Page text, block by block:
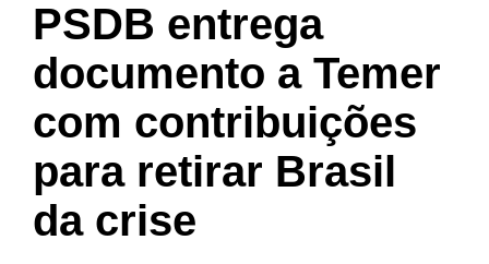
PSDB entrega
documento a Temer
com contribuições
para retirar Brasil da
crise